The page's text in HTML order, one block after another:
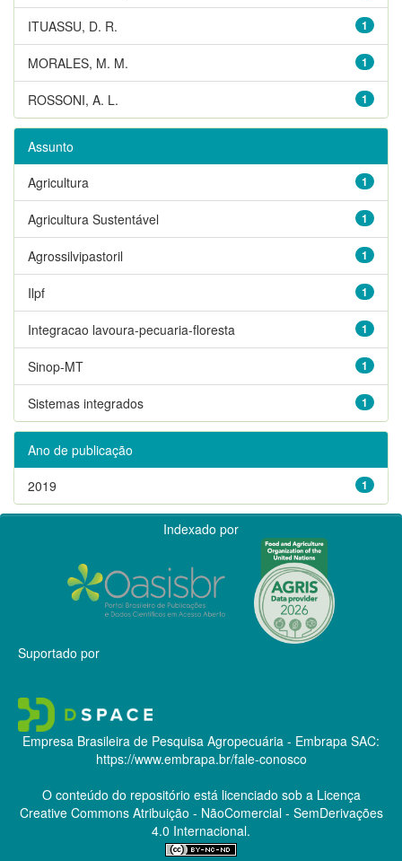
1
ITUASSU, D. R.
1
MORALES, M. M.
1
ROSSONI, A. L.
Assunto
1
Agricultura
1
Agricultura Sustentável
1
Agrossilvipastoril
1
Ilpf
1
Integracao lavoura-pecuaria-floresta
1
Sinop-MT
1
Sistemas integrados
Ano de publicação
1
2019
Indexado por
Suportado por
Empresa Brasileira de Pesquisa Agropecuária - Embrapa SAC:
https://www.embrapa.br/fale-conosco
O conteúdo do repositório está licenciado sob a Licença
Creative CommonsAtribuição - NãoComercial - SemDerivações
4.0 Internacional.